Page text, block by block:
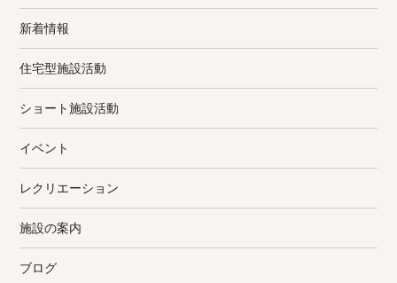
新着情報
住宅型施設活動
ショート施設活動
イベント
レクリエーション
施設の案内
ブログ